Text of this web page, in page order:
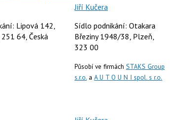
Lipová 142,
64, Česká
Jiří Kučera
Sídlo podnikání: Otakara
Březiny 1948/38, Plzeň,
323 00
Působí ve firmách STAKS Group
s.r.o. a A U T O U N I spol. s r.o.